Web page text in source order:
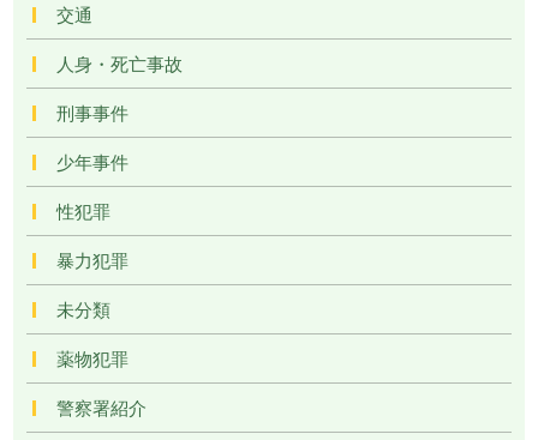
交通
人身・死亡事故
刑事事件
少年事件
性犯罪
暴力犯罪
未分類
薬物犯罪
警察署紹介